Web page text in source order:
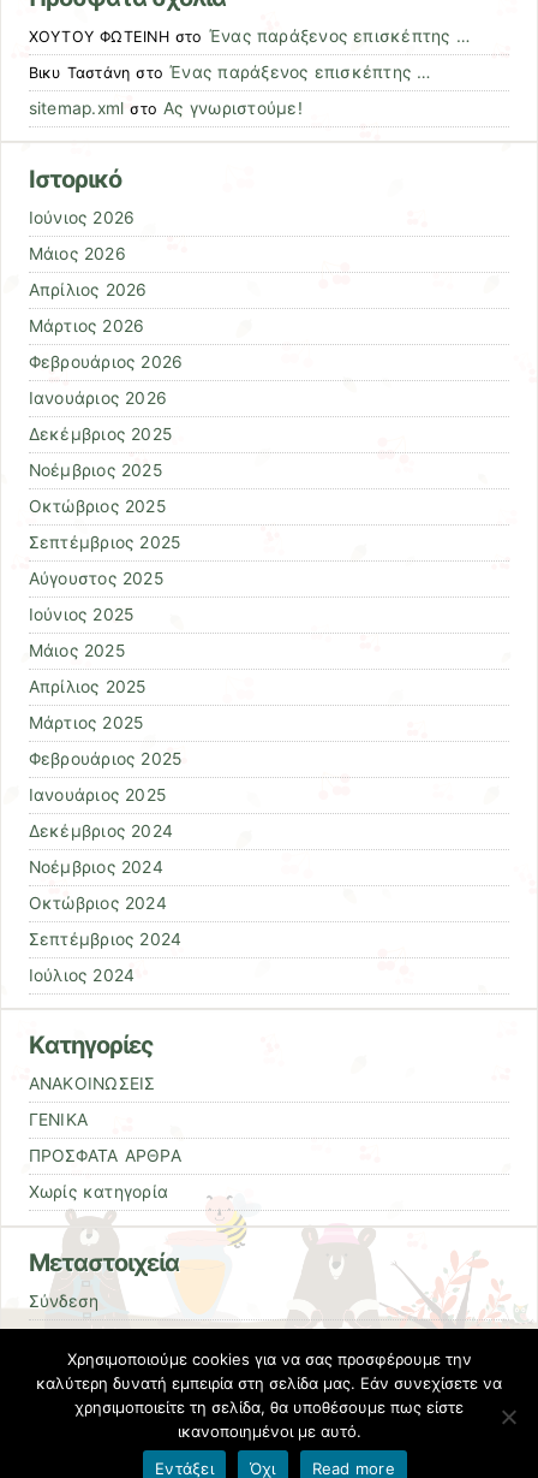
ΧΟΥΤΟΥ ΦΩΤΕΙΝΗστο Ένας παράξενος επισκέπτης …
Βικυ Ταστάνη στοΈνας παράξενος επισκέπτης …
sitemap.xml στοΑς γνωριστούμε!
Ιστορικό
Ιούνιος 2026
Μάιος 2026
Απρίλιος 2026
Μάρτιος 2026
Φεβρουάριος 2026
Ιανουάριος 2026
Δεκέμβριος 2025
Νοέμβριος 2025
Οκτώβριος 2025
Σεπτέμβριος 2025
Αύγουστος 2025
Ιούνιος 2025
Μάιος 2025
Απρίλιος 2025
Μάρτιος 2025
Φεβρουάριος 2025
Ιανουάριος 2025
Δεκέμβριος 2024
Νοέμβριος 2024
Οκτώβριος 2024
Σεπτέμβριος 2024
Ιούλιος 2024
Kατηγορίες
ΑΝΑΚΟΙΝΩΣΕΙΣ
ΓΕΝΙΚΑ
ΠΡΟΣΦΑΤΑ ΑΡΘΡΑ
Χωρίς κατηγορία
Μεταστοιχεία
Σύνδεση
Comments
Εκπαιδευτικές Κοινότητες & Ιστολόγια ΠΣΔ
Χρησιμοποιούμε cookies για να σας προσφέρουμε την
καλύτερη δυνατή εμπειρία στη σελίδα μας. Εάν συνεχίσετε να
χρησιμοποιείτε τη σελίδα, θα υποθέσουμε πως είστε
ικανοποιημένοι με αυτό.
Εντάξει
Όχι Read more